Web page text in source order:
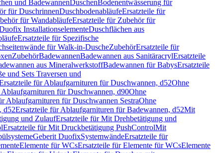
und BadewannenDuschenBodenentwässerung für
für DuschrinnenDuschbodenabläufeErsatzteile für
für WandabläufeErsatzteile für Zubehör für
InstallationselementeDuschflächen aus
Ersatzteile für Spezifische
für Walk-in-DuscheZubehörErsatzteile für
ZubehörBadewannenBadewannen aus SanitäracrylErsatzteile
aus MineralwerkstoffBadewannen für BabysErsatzteile
und Sets Traversen und
für Ablaufgarnituren für Duschwannen, d52Ohne
für Duschwannen, d90Ohne
Ablaufgarnituren für Duschwannen SestraOhne
d52Ersatzteile für Ablaufgarnituren für Badewannen, d52Mit
und ZulaufErsatzteile für Mit Drehbetätigung und
Ersatzteile für Mit Druckbetätigung PushControlMit
Geberit DuofixSystemwändeErsatzteile für
Elemente für WCsErsatzteile für Elemente für WCsElemente